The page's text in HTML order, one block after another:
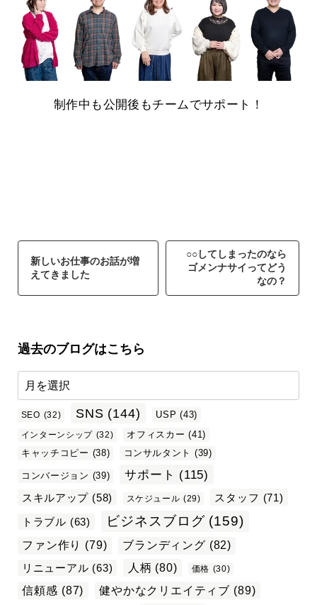
制作中も公開後もチームでサポート！
新しいお仕事のお話が増
えてきました
○○してしまったのなら
ゴメンナサイってどう
なの？
過去のブログはこちら
SEO (32) SNS (144) USP (43)
インターンシップ (32) オフィスカー (41)
キャッチコピー (38) コンサルタント (39)
コンバージョン (39) サポート (115)
スキルアップ (58) スケジュール (29) スタッフ (71)
トラブル (63) ビジネスブログ (159)
ファン作り (79) ブランディング (82)
リニューアル (63) 人柄 (80) 価格 (30)
信頼感 (87) 健やかなクリエイティブ (89)